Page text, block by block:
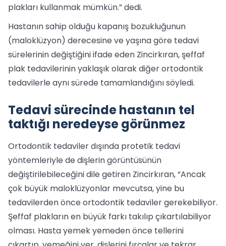
plakları kullanmak mümkün.” dedi.
Hastanın sahip olduğu kapanış bozukluğunun
(maloklüzyon) derecesine ve yaşına göre tedavi
sürelerinin değiştiğini ifade eden Zincirkıran, şeffaf
plak tedavilerinin yaklaşık olarak diğer ortodontik
tedavilerle aynı sürede tamamlandığını söyledi.
Tedavi sürecinde hastanın tel
taktığı neredeyse görünmez
Ortodontik tedaviler dışında protetik tedavi
yöntemleriyle de dişlerin görüntüsünün
değiştirilebileceğini dile getiren Zincirkıran, “Ancak
çok büyük maloklüzyonlar mevcutsa, yine bu
tedavilerden önce ortodontik tedaviler gerekebiliyor.
Şeffaf plakların en büyük farkı takılıp çıkartılabiliyor
olması. Hasta yemek yemeden önce tellerini